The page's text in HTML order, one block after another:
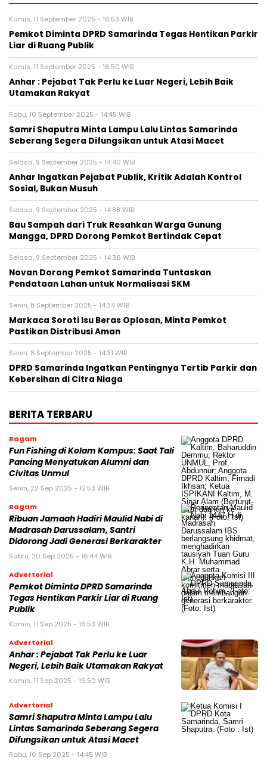
Kamis, 11 September 2025 - 16:53 WIB
Pemkot Diminta DPRD Samarinda Tegas Hentikan Parkir
Liar di Ruang Publik
Kamis, 11 September 2025 - 16:50 WIB
Anhar : Pejabat Tak Perlu ke Luar Negeri, Lebih Baik
Utamakan Rakyat
Rabu, 10 September 2025 - 14:45 WIB
Samri Shaputra Minta Lampu Lalu Lintas Samarinda
Seberang Segera Difungsikan untuk Atasi Macet
Selasa, 9 September 2025 - 14:40 WIB
Anhar Ingatkan Pejabat Publik, Kritik Adalah Kontrol
Sosial, Bukan Musuh
Selasa, 9 September 2025 - 14:38 WIB
Bau Sampah dari Truk Resahkan Warga Gunung
Mangga, DPRD Dorong Pemkot Bertindak Cepat
Selasa, 9 September 2025 - 14:36 WIB
Novan Dorong Pemkot Samarinda Tuntaskan
Pendataan Lahan untuk Normalisasi SKM
Senin, 8 September 2025 - 14:34 WIB
Markaca Soroti Isu Beras Oplosan, Minta Pemkot
Pastikan Distribusi Aman
Senin, 8 September 2025 - 14:31 WIB
DPRD Samarinda Ingatkan Pentingnya Tertib Parkir dan
Kebersihan di Citra Niaga
BERITA TERBARU
Ragam
Fun Fishing di Kolam Kampus: Saat Tali
Pancing Menyatukan Alumni dan
Civitas Unmul
Senin, 22 Sep 2025 - 12:53 WIB
Ragam
Ribuan Jamaah Hadiri Maulid Nabi di
Madrasah Darussalam, Santri
Didorong Jadi Generasi Berkarakter
Sabtu, 20 Sep 2025 - 16:44 WIB
Advertorial
Pemkot Diminta DPRD Samarinda
Tegas Hentikan Parkir Liar di Ruang
Publik
Kamis, 11 Sep 2025 - 16:53 WIB
Advertorial
Anhar : Pejabat Tak Perlu ke Luar
Negeri, Lebih Baik Utamakan Rakyat
Kamis, 11 Sep 2025 - 16:50 WIB
Advertorial
Samri Shaputra Minta Lampu Lalu
Lintas Samarinda Seberang Segera
Difungsikan untuk Atasi Macet
Rabu, 10 Sep 2025 - 14:45 WIB